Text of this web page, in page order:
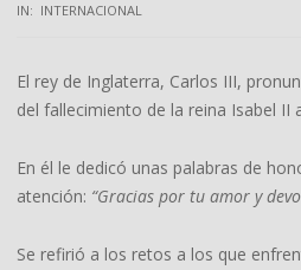
IN: INTERNACIONAL
El rey de Inglaterra, Carlos III,
del fallecimiento de la reina Isabel II
En él le dedicó unas palabras de
atención: “Gracias por tu amor y
Se refirió a los retos a los que